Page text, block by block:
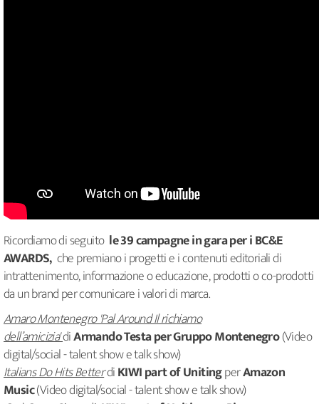
Ricordiamo di seguito le 39 campagne in gara per i BC&E
AWARDS, che premiano i progetti e i contenuti editoriali di
intrattenimento, informazione o educazione, prodotti o co-prodotti
da un brand per comunicare i valori di marca.
Amaro Montenegro 'Pal Around Il richiamo
dell’amicizia'diArmando Testa per Gruppo Montenegro(Video
digital/social - talent show e talk show)
Italians Do Hits BetterdiKIWI part of UnitingperAmazon
Music(Video digital/social - talent show e talk show)